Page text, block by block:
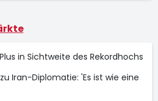
Plus in Sichtweite des Rekordhochs
Iran-Diplomatie: 'Es ist wie eine